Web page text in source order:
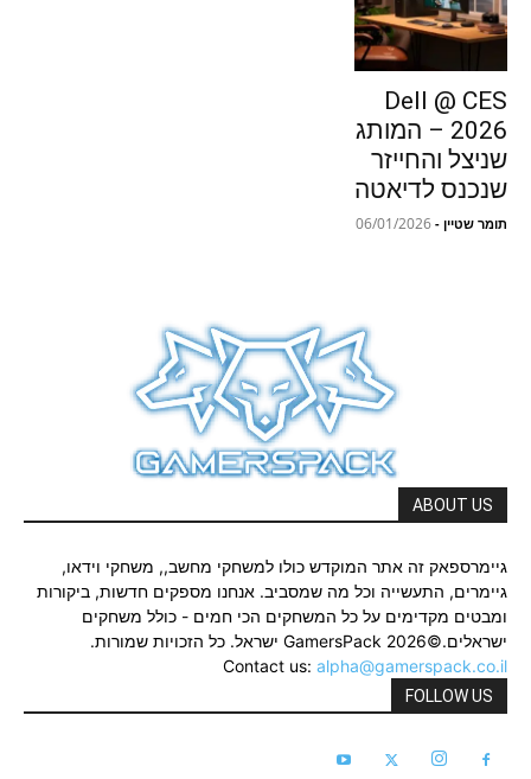
Dell @ CES
2026 – המותג
שניצל והחייזר
שנכנס לדיאטה
תומר שטיין -
06/01/2026
ABOUT US
גיימרספאק זה אתר המוקדש כולו למשחקי מחשב,, משחקי וידאו,
גיימרים, התעשייה וכל מה שמסביב. אנחנו מספקים חדשות, ביקורות
ומבטים מקדימים על כל המשחקים הכי חמים - כולל משחקים
ישראלים.©2026 GamersPack ישראל. כל הזכויות שמורות.
Contact us: alpha@gamerspack.co.il
FOLLOW US